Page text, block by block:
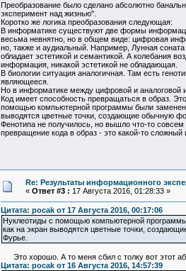
Преобразование было сделано абсолютно
эксперимент над жизнью".
Коротко же логика преобразования следующая:
В информатике существуют две формы
весьма невнятно, но в общем виде: цифровая
но, также и аудиальный. Например, Лунная
обладает эстетикой и семантикой. А колебания
информация, никакой эстетикой не обладающая.
В биологии ситуация аналогичная. Там есть
являющееся.
Но в информатике между цифровой и аналоговой
Код имеет способность превращаться в образ.
помощью компьютерной программы были
выводятся цветные точки, создающие обычную
Фенотипа не получилось, но вышло что-то
превращение кода в образ - это какой-то
Re: Результаты информационного
« Ответ #3 : 17 Августа 2016, 01:28:33 »
Цитата: pocak от 17 Августа 2016, 00:17:06
Нуклеотиды с помощью компьютерной
как на экран выводятся цветные точки,
Фурье.
Это хорошо. А то меня сбил с толку вот этот
Цитата: pocak от 16 Августа 2016, 14:57:39